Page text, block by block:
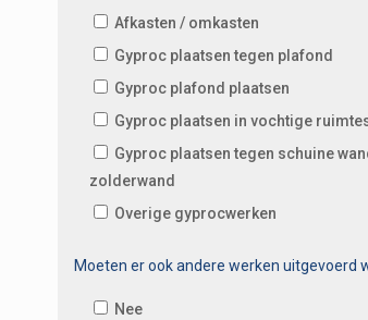
Afkasten / omkasten
Gyproc plaatsen tegen plafond
Gyproc plafond plaatsen
Gyproc plaatsen in vochtige
Gyproc plaatsen tegen schuine
zolderwand
Overige gyprocwerken
Moeten er ook andere werken uitgevoerd
Nee